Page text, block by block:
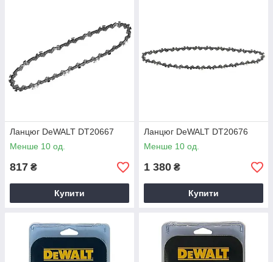
Ланцюг DeWALT DT20667
Менше 10 од.
817 ₴
Купити
Ланцюг DeWALT DT20676
Менше 10 од.
1 380 ₴
Купити